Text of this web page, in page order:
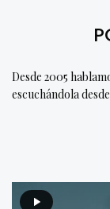
Desde 2005
escuchándola